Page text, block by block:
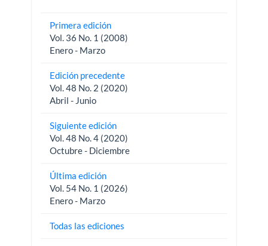
Primera edición
Vol. 36 No. 1 (2008)
Enero - Marzo
Edición precedente
Vol. 48 No. 2 (2020)
Abril - Junio
Siguiente edición
Vol. 48 No. 4 (2020)
Octubre - Diciembre
Última edición
Vol. 54 No. 1 (2026)
Enero - Marzo
Todas las ediciones